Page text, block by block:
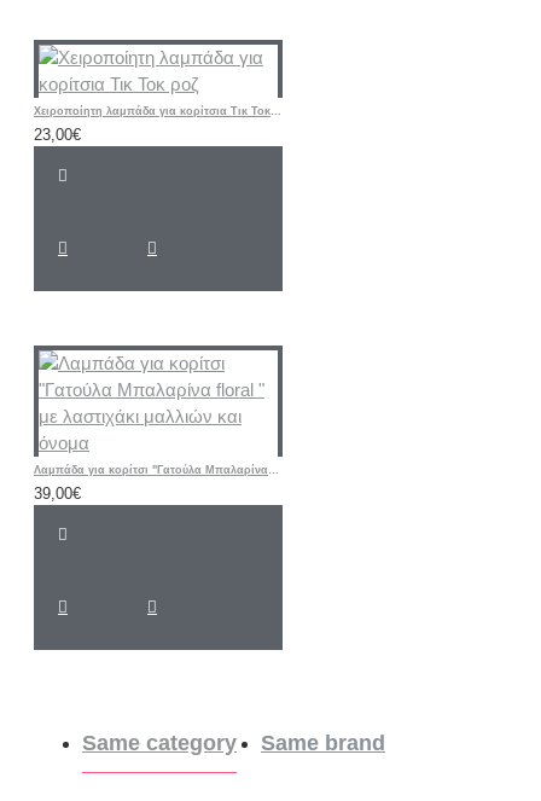
Χειροποίητη λαμπάδα για κορίτσια Τικ Τοκ ροζ
23,00€
Λαμπάδα για κορίτσι "Γατούλα Μπαλαρίνα floral " με λαστιχάκι μαλλιών και όνομα
39,00€
Same category Same brand